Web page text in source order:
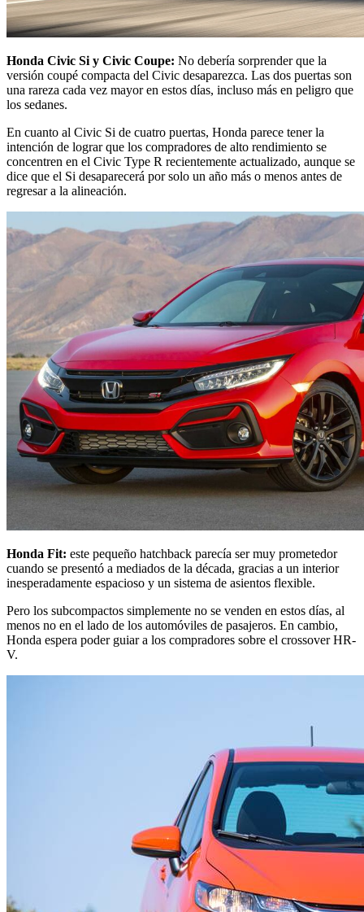
Honda Civic Si y Civic Coupe: No debería sorprender que la
versión coupé compacta del Civic desaparezca. Las dos puertas son
una rareza cada vez mayor en estos días, incluso más en peligro que
los sedanes.
En cuanto al Civic Si de cuatro puertas, Honda parece tener la
intención de lograr que los compradores de alto rendimiento se
concentren en el Civic Type R recientemente actualizado, aunque se
dice que el Si desaparecerá por solo un año más o menos antes de
regresar a la alineación.
Honda Fit: este pequeño hatchback parecía ser muy prometedor
cuando se presentó a mediados de la década, gracias a un interior
inesperadamente espacioso y un sistema de asientos flexible.
Pero los subcompactos simplemente no se venden en estos días, al
menos no en el lado de los automóviles de pasajeros. En cambio,
Honda espera poder guiar a los compradores sobre el crossover HR-
V.